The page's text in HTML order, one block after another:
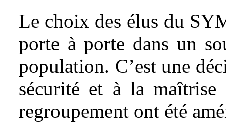
Le choix des élus du
porte à porte dans un
population. C’est une
sécurité et à la maîtrise
regroupement ont été